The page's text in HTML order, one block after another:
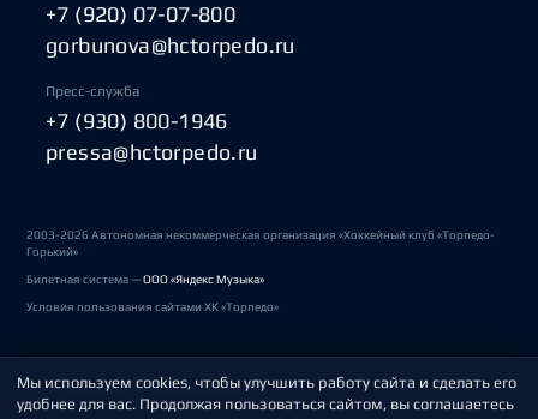
+7 (920) 07-07-800
gorbunova@hctorpedo.ru
Пресс-служба
+7 (930) 800-1946
pressa@hctorpedo.ru
2003-2026 Автономная некоммерческая организация «Хоккейный клуб «Торпедо-
Горький»
Билетная система —ООО «Яндекс Музыка»
Условия пользования сайтами ХК «Торпедо»
Политика обработки персональных данных
Мы используем cookies, чтобы улучшить работу сайта и сделать его
удобнее для вас. Продолжая пользоваться сайтом, вы соглашаетесь